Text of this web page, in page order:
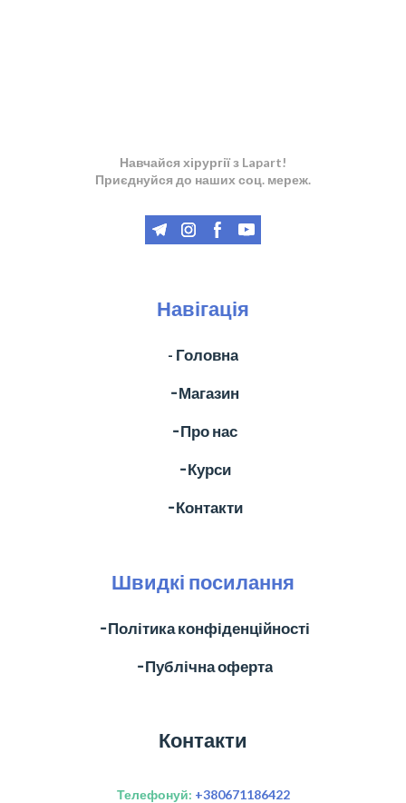
Навчайся хірургії з Lapart!
Приєднуйся до наших соц. мереж.
Навігація
- Головна
╶ Магазин
╶ Про нас
╶ Курси
╶ Контакти
Швидкі посилання
╶ Політика конфіденційності
╶ Публічна оферта
Контакти
Телефонуй: +380671186422